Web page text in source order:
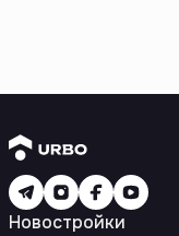
Новостройки